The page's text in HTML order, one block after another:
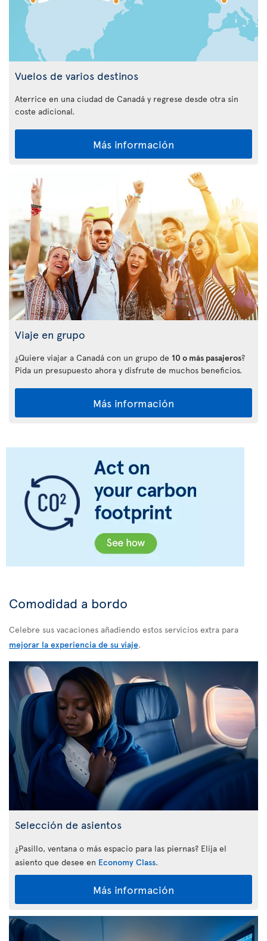
Vuelos de varios destinos
Aterrice en una ciudad de Canadá y regrese desde otra sin
coste adicional.
Más información
Viaje en grupo
¿Quiere viajar a Canadá con un grupo de 10 o más pasajeros?
Pida un presupuesto ahora y disfrute de muchos beneficios.
Más información
Comodidad a bordo
Celebre sus vacaciones añadiendo estos servicios extra para
mejorar la experiencia de su viaje.
Selección de asientos
¿Pasillo, ventana o más espacio para las piernas? Elija el
asiento que desee en Economy Class.
Más información